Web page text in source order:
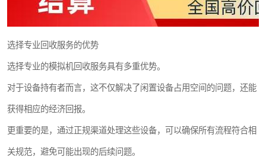
选择专业回收服务的优势
选择专业的模拟机回收服务具有多重优势。
对于设备持有者而言，这不仅解决了闲置设备占用空间的问题，还能
获得相应的经济回报。
更重要的是，通过正规渠道处理这些设备，可以确保所有流程符合相
关规范，避免可能出现的后续问题。